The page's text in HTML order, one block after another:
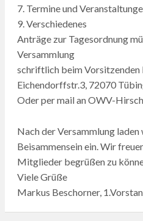
7. Termine und
9. Verschiedenes
Anträge zur Tagesordnung
Versammlung
schriftlich beim Vorsitzenden
Eichendorffstr.3, 72070
Oder per mail an OWV-
Nach der Versammlung
Beisammensein ein. Wir
Mitglieder begrüßen zu
Viele Grüße
Markus Beschorner,